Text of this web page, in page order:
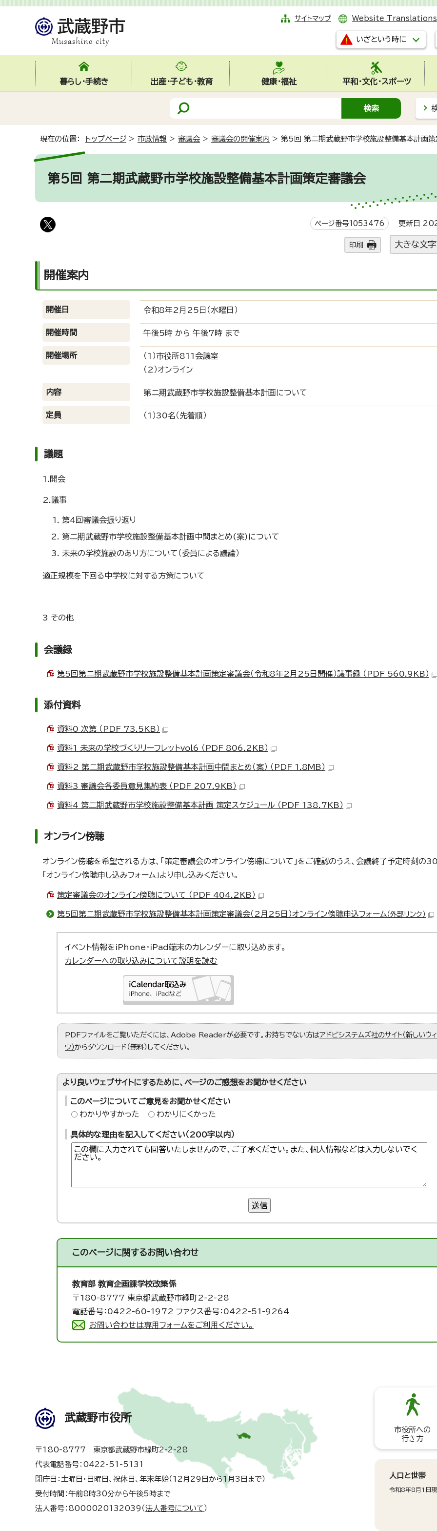
サイトマップ Website Translations
いざという時に
暮らし・手続き 出産・子ども・教育 健康・福祉 平和・文化・スポーツ
現在の位置： トップページ > 市政情報 > 審議会 > 審議会の開催案内 > 第5回 第二期武蔵野市学校施設整備基本計画策
第5回 第二期武蔵野市学校施設整備基本計画策定審議会
ページ番号1053476 更新日
印刷 大きな文
開催案内
開催日 令和8年2月25日（水曜日）
開催時間 午後5時 から 午後7時 まで
開催場所
（1）市役所811会議室
（2）オンライン
内容 第二期武蔵野市学校施設整備基本計画について
定員 （1）30名（先着順）
議題
1.開会
2.議事
第4回審議会振り返り
第二期武蔵野市学校施設整備基本計画中間まとめ(案)について
未来の学校施設のあり方について（委員による議論）
適正規模を下回る中学校に対する方策について
3 その他
会議録
第5回第二期武蔵野市学校施設整備基本計画策定審議会（令和8年2月25日開催）議事録 （PDF 560.9KB）
添付資料
資料0 次第 （PDF 73.5KB）
資料1 未来の学校づくりリーフレットvol6 （PDF 806.2KB）
資料2 第二期武蔵野市学校施設整備基本計画中間まとめ（案） （PDF 1.8MB）
資料3 審議会各委員意見集約表 （PDF 207.9KB）
資料4 第二期武蔵野市学校施設整備基本計画 策定スケジュール （PDF 138.7KB）
オンライン傍聴
オンライン傍聴を希望される方は、「策定審議会のオンライン傍聴について」をご確認のうえ、会議終了予定時刻の
「オンライン傍聴申し込みフォーム」より申し込みください。
策定審議会のオンライン傍聴について （PDF 404.2KB）
第5回第二期武蔵野市学校施設整備基本計画策定審議会（2月25日）オンライン傍聴申込フォーム （外部リンク）
イベント情報をiPhone・iPad端末のカレンダーに取り込めます。
カレンダーへの取り込みについて説明を読む
PDFファイルをご覧いただくには、Adobe Readerが必要です。お持ちでない方はアドビシステムズ社のサイト（新しいウ
ウ）からダウンロード（無料）してください。
より良いウェブサイトにするために、ページのご感想をお聞かせください
このページについてご意見をお聞かせください
わかりやすかった
わかりにくかった
具体的な理由を記入してください（200字以内）
送信
このページに関するお問い合わせ
教育部 教育企画課学校改築係
〒180-8777 東京都武蔵野市緑町2-2-28
電話番号：0422-60-1972 ファクス番号：0422-51-9264
お問い合わせは専用フォームをご利用ください。
武蔵野市役所
〒180-8777 東京都武蔵野市緑町2-2-28
代表電話番号：0422-51-5131
閉庁日：土曜日・日曜日、祝休日、年末年始（12月29日から1月3日まで）
受付時間：午前8時30分から午後5時まで
法人番号：8000020132039（ 法人番号について ）
市役所への
行き方
人口と世帯
令和8年8月1日